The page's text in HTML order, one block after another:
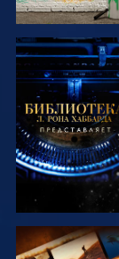
СМОТРЕТЬ
ПЕРЕДАЧИ